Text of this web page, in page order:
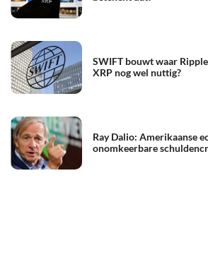
SWIFT bouwt waar
XRP nog wel nuttig?
Ray Dalio: Amerikaanse
onomkeerbare